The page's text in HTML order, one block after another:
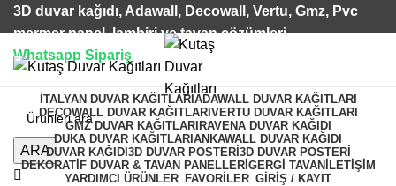
3D duvar kağıdı, Adawall, Decowall, Vertu, Gmz, Pvc
mermer panel, lambiri ve tavan çözümleri
Whatsapp Sipariş
2500 TL üzeri alışverişlerde vade farksız 3 taksit fırsatı!
ARA
İTALYAN DUVAR KAĞITLARI ADAWALL DUVAR KAĞITLARI
DECOWALL DUVAR KAĞITLARI VERTU DUVAR KAĞITLARI
GMZ DUVAR KAĞITLARI RAVENA DUVAR KAĞIDI
DUKA DUVAR KAĞITLARI ANKAWALL DUVAR KAĞIDI
DUVAR KAĞIDI 3D DUVAR POSTERI 3D DUVAR POSTERI
DEKORATIF DUVAR & TAVAN PANELLERI GERGI TAVAN İLETIŞIM
YARDIMCI ÜRÜNLER FAVORİLER GİRİŞ / KAYIT